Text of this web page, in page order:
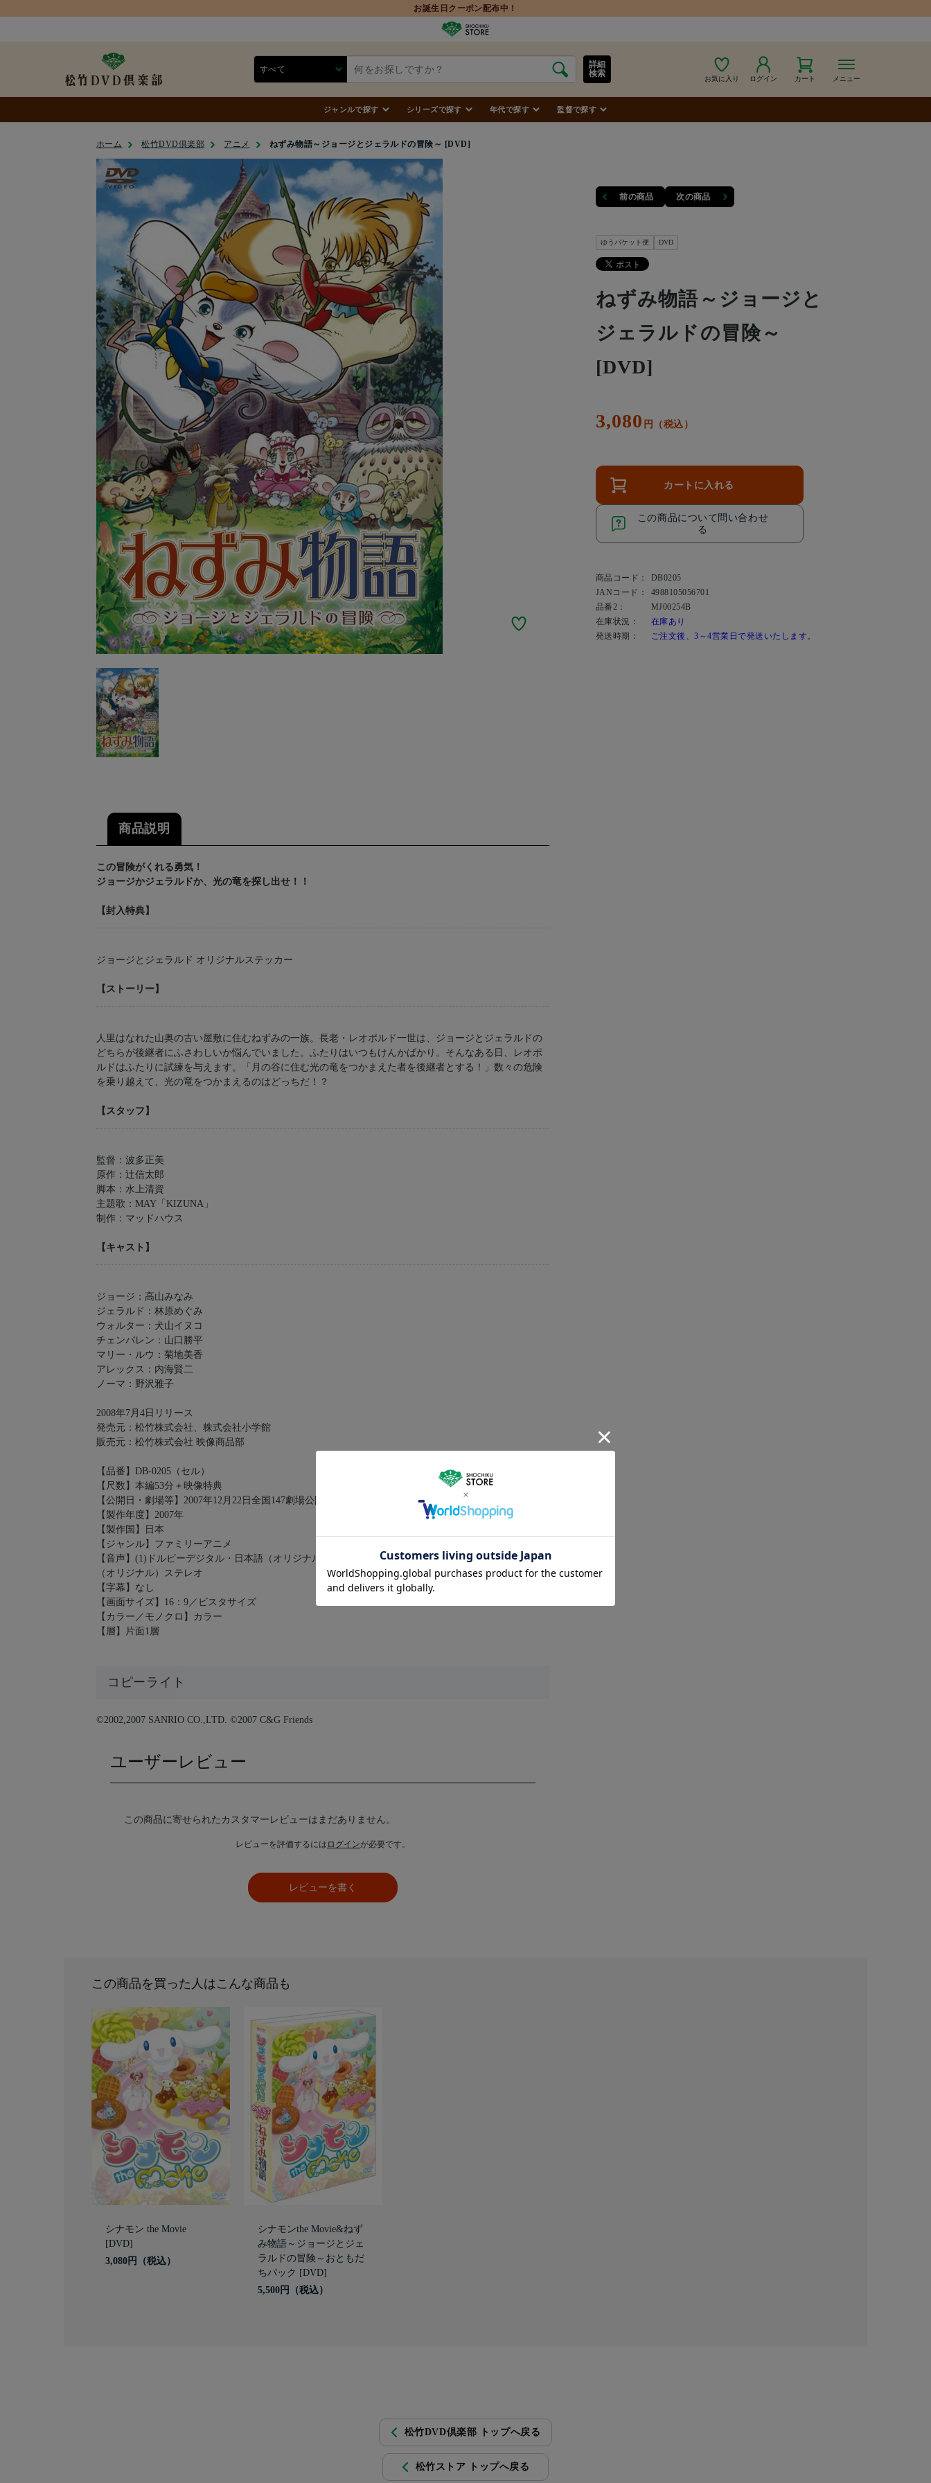
お気に入り ログイン カート メニュー
詳細
検索
ジャンルで探す シリーズで探す 年代で探す 監督で探す
ホーム 松竹DVD倶楽部 アニメ ねずみ物語～ジョージとジェラルドの冒険～ [DVD]
前の商品 次の商品
ゆうパケット便 DVD
ねずみ物語～ジョージと
ジェラルドの冒険～
[DVD]
3,080 円（税込）
カートに入れる
この商品について問い合わせ
る
商品コード：
DB0205
JANコード：
4988105056701
品番2：
MJ00254B
在庫状況：
在庫あり
発送時期：
ご注文後、3～4営業日で発送いたします。
商品説明
この冒険がくれる勇気！
ジョージかジェラルドか、光の竜を探し出せ！！
【封入特典】
ジョージとジェラルド オリジナルステッカー
【ストーリー】
人里はなれた山奥の古い屋敷に住むねずみの一族。長老・レオポルド一世は、ジョージとジェラルドの
どちらが後継者にふさわしいか悩んでいました。ふたりはいつもけんかばかり。そんなある日、レオポ
ルドはふたりに試練を与えます。「月の谷に住む光の竜をつかまえた者を後継者とする！」数々の危険
を乗り越えて、光の竜をつかまえるのはどっちだ！？
【スタッフ】
監督：波多正美
原作：辻信太郎
脚本：水上清資
主題歌：MAY「KIZUNA」
制作：マッドハウス
【キャスト】
ジョージ：高山みなみ
ジェラルド：林原めぐみ
ウォルター：犬山イヌコ
チェンバレン：山口勝平
マリー・ルウ：菊地美香
アレックス：内海賢二
ノーマ：野沢雅子
2008年7月4日リリース
発売元：松竹株式会社、株式会社小学館
販売元：松竹株式会社 映像商品部
【品番】DB-0205（セル）
【尺数】本編53分＋映像特典
【公開日・劇場等】2007年12月22日全国147劇場公開作品
【製作年度】2007年
【製作国】日本
【ジャンル】ファミリーアニメ
【音声】(1)ドルビーデジタル・日本語（オリジナル）5.1chサラウンド (2)ドルビーデジタル・日本語
（オリジナル）ステレオ
【字幕】なし
【画面サイズ】16：9／ビスタサイズ
【カラー／モノクロ】カラー
【層】片面1層
コピーライト
©2002,2007 SANRIO CO.,LTD. ©2007 C&G Friends
ユーザーレビュー
この商品に寄せられたカスタマーレビューはまだありません。
レビューを評価するには ログインが必要です。
レビューを書く
この商品を買った人はこんな商品も
シナモン the Movie
[DVD]
3,080円
シナモンthe Movie&ねず
み物語～ジョージとジェ
ラルドの冒険～おともだ
ちパック [DVD]
5,500円
松竹DVD倶楽部 トップへ戻る
松竹ストア トップへ戻る